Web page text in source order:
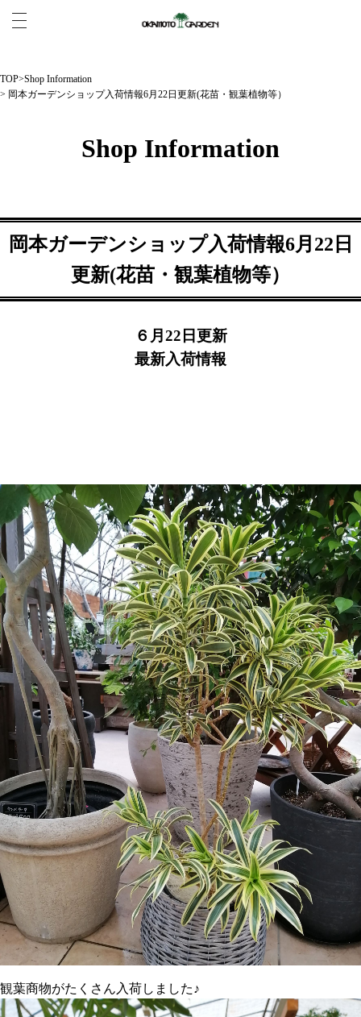
TOP>Shop Information
> 岡本ガーデンショップ入荷情報6月22日更新(花苗・観葉植物等）
Shop Information
岡本ガーデンショップ入荷情報6月22日
更新(花苗・観葉植物等）
６月22日更新
最新入荷情報
観葉商物がたくさん入荷しました♪